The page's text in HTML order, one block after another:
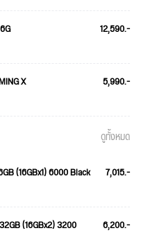
12,590.-
X 5,990.-
ดูทั้งหมด
(16GBx1) 6000 Black 7,015.-
(16GBx2) 3200
6,200.-